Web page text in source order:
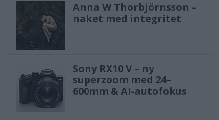
The newly introduced AI-driven Auto
White Balance (AWB) leverages
advanced scene analysis for consistent
color rendering and uses light source
estimation through deep learning
technology. By
automatically identifying the light
Anna W Thorbjörnsson –
naket med integritet
Sony RX10 V – ny
superzoom med 24–
600mm & AI-autofokus